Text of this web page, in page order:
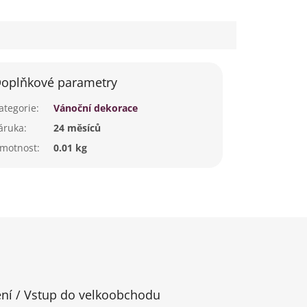
parametry
:
Vánoční dekorace
:
24 měsíců
: 0.01 kg
/ Vstup do velkoobchodu